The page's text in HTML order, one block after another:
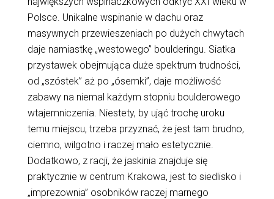
Polsce. Unikalne wspinanie w dachu oraz
masywnych przewieszeniach po dużych chwytach
daje namiastkę „westowego” boulderingu. Siatka
przystawek obejmująca duże spektrum trudności,
od „szóstek” aż po „ósemki”, daje możliwość
zabawy na niemal każdym stopniu boulderowego
wtajemniczenia. Niestety, by ująć trochę uroku
temu miejscu, trzeba przyznać, że jest tam brudno,
ciemno, wilgotno i raczej mało estetycznie.
Dodatkowo, z racji, że jaskinia znajduje się
praktycznie w centrum Krakowa, jest to siedlisko i
„imprezownia” osobników raczej marnego